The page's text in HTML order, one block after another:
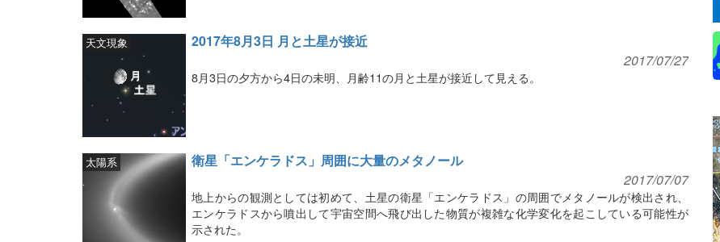
2017年8月3日 月と土星が接近
天文現象
2017/07/27
8月3日の夕方から4日の未明、月齢11の月と土星が接近して見える。
衛星「エンケラドス」周囲に大量のメタノール
太陽系
2017/07/07
地上からの観測としては初めて、土星の衛星「エンケラドス」の周囲でメタノールが検出され、
エンケラドスから噴出して宇宙空間へ飛び出した物質が複雑な化学変化を起こしている可能性が
示された。